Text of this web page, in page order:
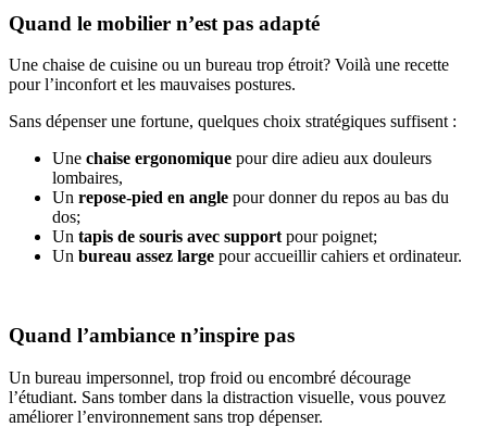
Quand le mobilier n’est pas adapté
Une chaise de cuisine ou un bureau trop étroit? Voilà une recette
pour l’inconfort et les mauvaises postures.
Sans dépenser une fortune, quelques choix stratégiques suffisent :
Une chaise ergonomique pour dire adieu aux douleurs
lombaires,
Un repose-pied en angle pour donner du repos au bas du
dos;
Un tapis de souris avec support pour poignet;
Un bureau assez large pour accueillir cahiers et ordinateur.
Quand l’ambiance n’inspire pas
Un bureau impersonnel, trop froid ou encombré décourage
l’étudiant. Sans tomber dans la distraction visuelle, vous pouvez
améliorer l’environnement sans trop dépenser.